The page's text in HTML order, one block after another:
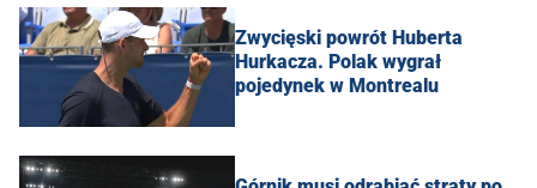
Zwycięski powrót Huberta
Hurkacza. Polak wygrał
pojedynek w Montrealu